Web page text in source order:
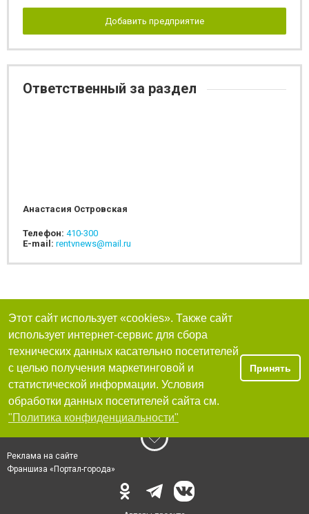
Добавить предприятие
Ответственный за раздел
Анастасия Островская
Телефон: 410-300
E-mail: rentvnews@mail.ru
Этот сайт использует «cookies». Также сайт
использует интернет-сервис для сбора
технических данных касательно посетителей
с целью получения маркетинговой и
статистической информации. Условия
обработки данных посетителей сайта см.
"Политика конфиденциальности"
Принять
Реклама на сайте
Франшиза «Портал-города»